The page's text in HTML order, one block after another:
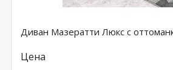
Диван Мазератти Люкс с
Цена